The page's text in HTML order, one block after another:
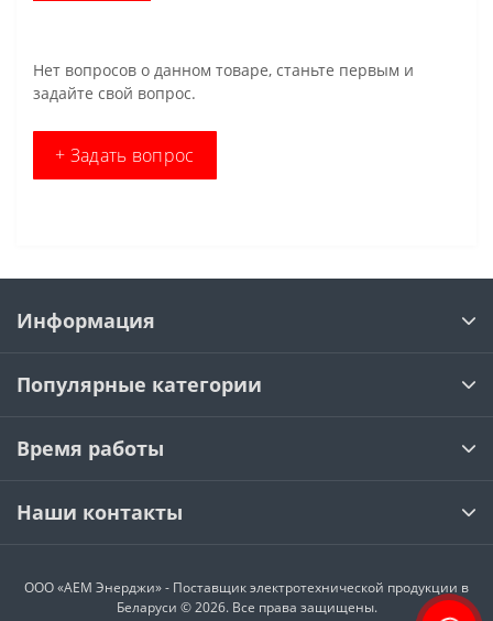
Нет вопросов о данном товаре, станьте первым и
задайте свой вопрос.
+ Задать вопрос
Информация
Популярные категории
Время работы
Наши контакты
ООО «АЕМ Энерджи» - Поставщик электротехнической продукции в
Беларуси © 2026. Все права защищены.